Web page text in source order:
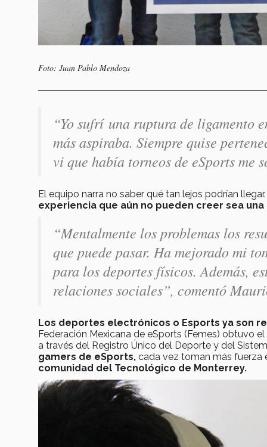
Foto: Juan Pablo Mendoza
“Yo sufrí una ruptura de ligamento
más aspiraba. Siempre quise
vi que había torneos de eSports me
El equipo narra no saber qué tan lejos podrían llegar.
experiencia que aún no pueden creer sea
“Mentalmente los problemas los
que puede pasar. Ha mejorado mi
para los deportes físicos. Además,
relaciones sociales”, comentó
Los deportes electrónicos o Esports ya son
Federación Mexicana de eSports (Femes) obtuvo
a través del Registro Único del Deporte y del
gamers de eSports, cada vez toman más fuerza
comunidad del Tecnológico de Monterrey.